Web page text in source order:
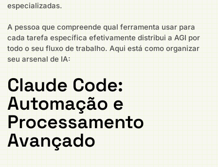
especializadas.
A pessoa que compreende qual ferramenta usar para
cada tarefa específica efetivamente distribui a AGI por
todo o seu fluxo de trabalho. Aqui está como organizar
seu arsenal de IA:
Claude Code:
Automação e
Processamento
Avançado